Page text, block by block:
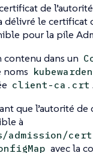
de
délivré le certificat
pour la pile
contenu dans un
noms kubewarden
client-ca.crt
que l’autorité
à
admission/
avec la